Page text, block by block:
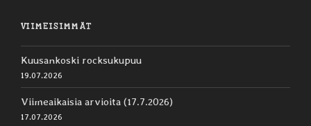
VIIMEISIMMÄT
Kuusankoski rocksukupuu
19.07.2026
Viimeaikaisia arvioita (17.7.2026)
17.07.2026